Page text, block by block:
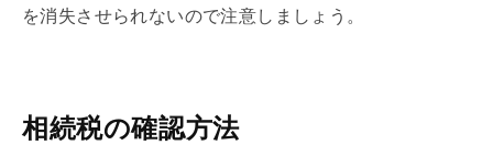
を消失させられないので注意しましょう。
相続税の確認方法